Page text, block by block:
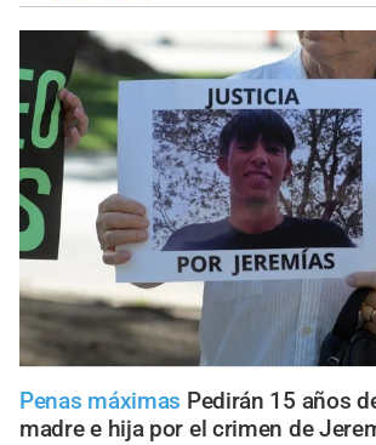
Penas máximas Pedirán 15 años
madre e hija por el crimen de